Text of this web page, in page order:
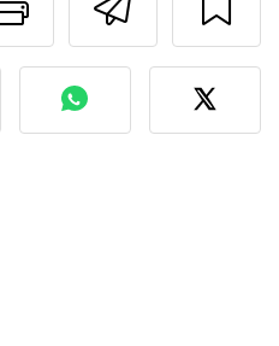
photo de